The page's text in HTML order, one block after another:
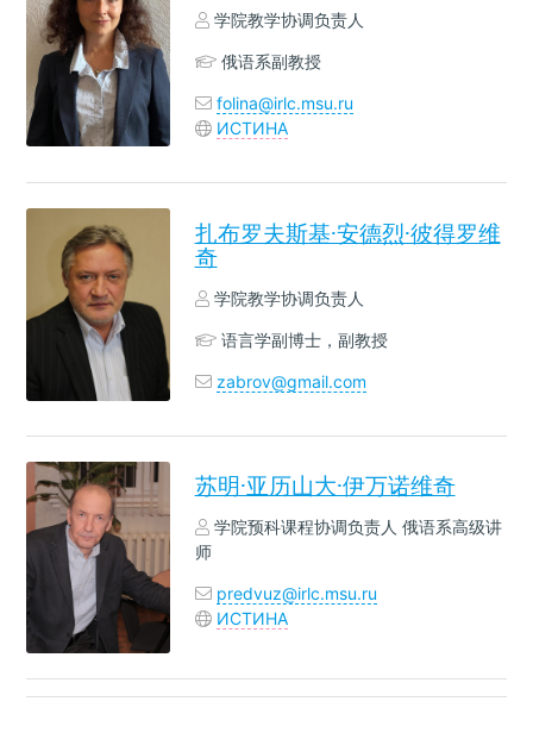
学院教学协调负责人
俄语系副教授
folina@irlc.msu.ru
ИСТИНА
扎布罗夫斯基·安德烈·彼得罗维
奇
学院教学协调负责人
语言学副博士，副教授
zabrov@gmail.com
苏明·亚历山大·伊万诺维奇
学院预科课程协调负责人 俄语系高级讲
师
predvuz@irlc.msu.ru
ИСТИНА